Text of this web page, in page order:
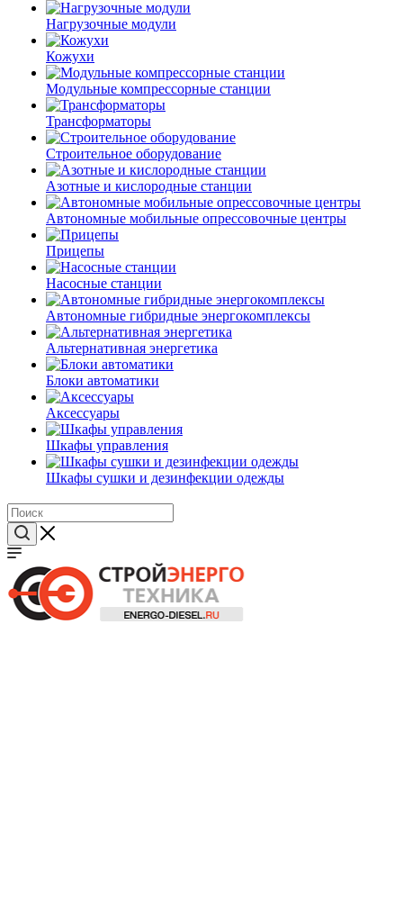
Нагрузочные модули
Кожухи
Модульные компрессорные станции
Трансформаторы
Строительное оборудование
Азотные и кислородные станции
Автономные мобильные опрессовочные центры
Прицепы
Насосные станции
Автономные гибридные энергокомплексы
Альтернативная энергетика
Блоки автоматики
Аксессуары
Шкафы управления
Шкафы сушки и дезинфекции одежды